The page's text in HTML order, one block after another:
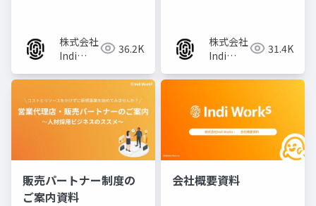
株式会社
Indi
36.2K
株式会社
Indi
31.4K
販売パートナー制度の
ご案内資料
会社概要資料